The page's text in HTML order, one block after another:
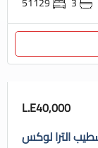
L.E40,000
الترا لوكس